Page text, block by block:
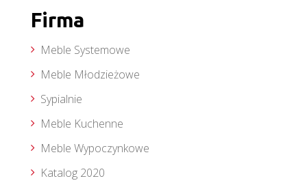
Firma
Meble Systemowe
Meble Młodzieżowe
Sypialnie
Meble Kuchenne
Meble Wypoczynkowe
Katalog 2020